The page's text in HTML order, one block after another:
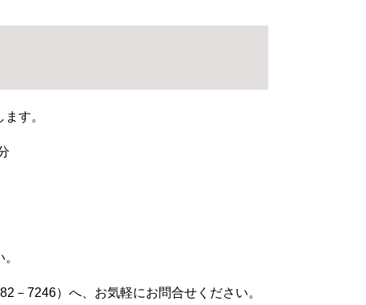
す。
7246）へ、お気軽にお問合せください。